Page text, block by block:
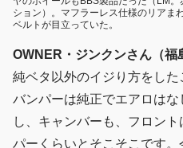
ション）。マフラーレス仕様のリアま
ベルトが目立っていた。
OWNER・ジンクンさん（福
純ベタ以外のイジり方をした
バンパーは純正でエアロは
し、キャンバーも、フロン
パーくらいとそこそこです